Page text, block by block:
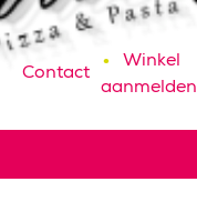
Contact
Winkel
aanmelden